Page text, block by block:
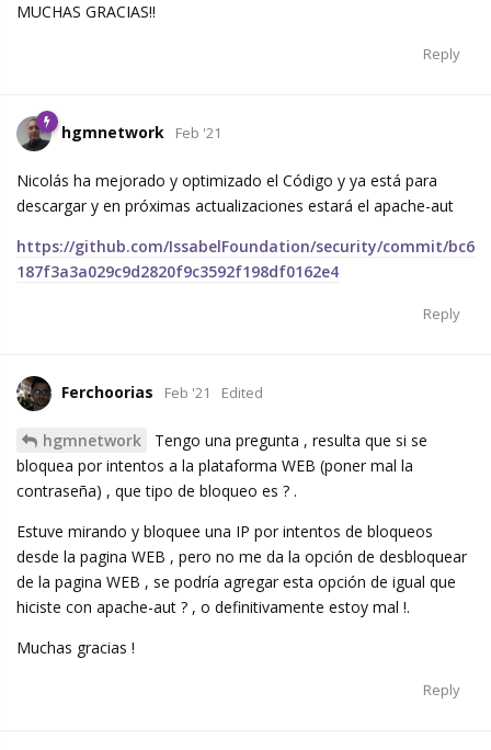
MUCHAS GRACIAS!!
Reply
hgmnetwork Feb '21
Nicolás ha mejorado y optimizado el Código y ya está para
descargar y en próximas actualizaciones estará el apache-aut
https://github.com/IssabelFoundation/security/commit/bc6
187f3a3a029c9d2820f9c3592f198df0162e4
Reply
Ferchoorias Feb '21 Edited
hgmnetwork
Tengo una pregunta , resulta que si se
bloquea por intentos a la plataforma WEB (poner mal la
contraseña) , que tipo de bloqueo es ? .
Estuve mirando y bloquee una IP por intentos de bloqueos
desde la pagina WEB , pero no me da la opción de desbloquear
de la pagina WEB , se podría agregar esta opción de igual que
hiciste con apache-aut ? , o definitivamente estoy mal !.
Muchas gracias !
Reply